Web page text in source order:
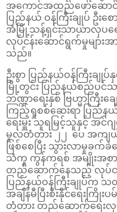
အကောင်အထည်ဖော်ဆော
ပြည်နယ် ဝန်ကြီးချုပ် ဦးစ
အံမြို့သန့်ရှင်းသာယာလှပရေ
လုပ်ငန်းဆောင်ရွက်မှုများ
သည်။
ဦးစွာ ပြည်နယ်ဝန်ကြီးချု
မြို့တွင်း ပြည်နယ်စည်ပင်
ဘဏ္ဍာရေးနှစ် ဗြဟ္မာကြီးခ
ကြည့်ရှုစစ်ဆေးရာ ပြည်န
ရေးမှူး သူရမြင့်သူနှင့် အင်
မူလတံတား ၂၂ ပေ အကျယ်
ဖြစ်စေပြီး သွားလာမှုခက်
သံကူ ကွန်ကရစ် အမျိုးအစာ
တည်ဆောက်နေသည့် လုပ်ငန်း
ပြည်နယ်ဝန်ကြီးချုပ်က သ
အချိန်မီပြီးစီးနိုင်ရေးကြိုး
တံတား တည်ဆောက်ရေး